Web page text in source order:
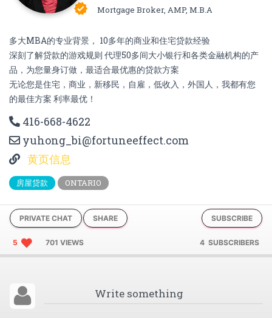
verified Mortgage Broker, AMP, M.B.A
多大MBA的专业背景， 10多年的商业和住宅贷款经验
深刻了解贷款的游戏规则 代理50多间大小银行和各类金融机构的产
品，为您量身订做，最适合最优惠的贷款方案
无论您是住宅，商业，新移民，自雇，低收入，外国人，我都有您
的最佳方案 利率最优！
416-668-4622
yuhong_bi@fortuneeffect.com
黄页信息
房屋贷款 ONTARIO
PRIVATE CHAT SHARE SUBSCRIBE
5 701 VIEWS 4 SUBSCRIBERS